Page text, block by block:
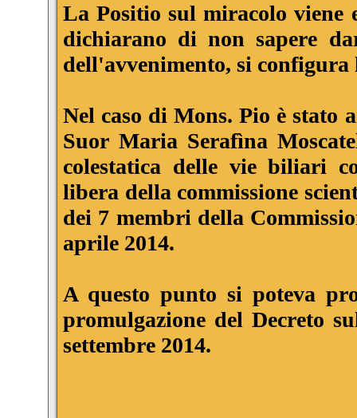
La Positio sul miracolo viene
dichiarano di non sapere
dell'avvenimento, si
Nel caso di Mons. Pio è stato
Suor Maria Serafìna
colestatica delle vie biliari
libera della commissione
dei 7 membri della
aprile 2014.
A questo punto si poteva
promulgazione del Decreto
settembre 2014.